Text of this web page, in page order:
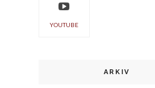
YOUTUBE
ARKIV